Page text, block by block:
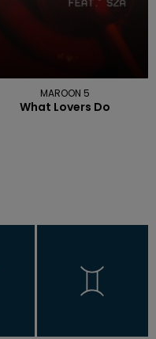
MAROON 5
What Lovers Do